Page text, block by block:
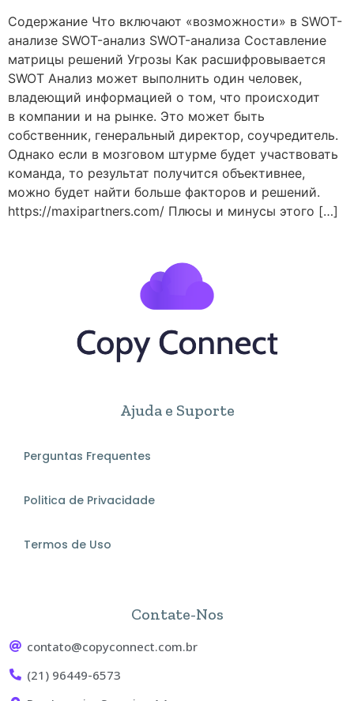
Содержание Что включают «возможности» в SWOT-
анализе SWOT-анализ SWOT-анализа Составление
матрицы решений Угрозы Как расшифровывается
SWOT Анализ может выполнить один человек,
владеющий информацией о том, что происходит
в компании и на рынке. Это может быть
собственник, генеральный директор, соучредитель.
Однако если в мозговом штурме будет участвовать
команда, то результат получится объективнее,
можно будет найти больше факторов и решений.
https://maxipartners.com/ Плюсы и минусы этого […]
Ajuda e Suporte
Perguntas Frequentes
Politica de Privacidade
Termos de Uso
Contate-Nos
contato@copyconnect.com.br
(21) 96449-6573